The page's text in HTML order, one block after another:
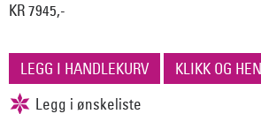
KR 7945,-